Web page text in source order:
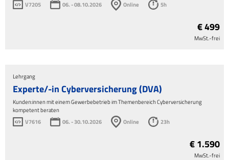
V7205
06. - 08.10.2026 Online 5h
€ 499
MwSt.-frei
Lehrgang
Experte/-in Cyberversicherung (DVA)
Kunden:innen mit einem Gewerbebetrieb im Themenbereich Cyberversicherung
kompetent beraten
V7616
06. - 30.10.2026 Online 23h
€ 1.590
MwSt.-frei